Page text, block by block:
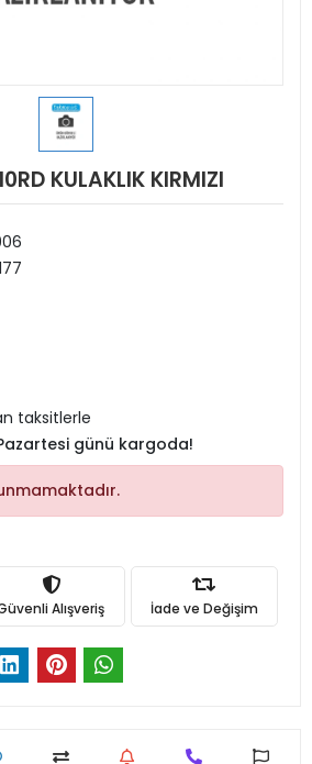
KULAKLIK KIRMIZI
taksitlerle
günü kargoda!
Alışveriş İade ve Değişim